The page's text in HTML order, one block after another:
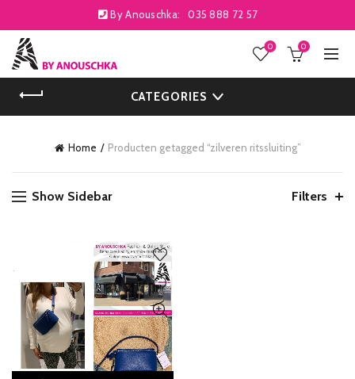
By Anouschka: 035 888 72 57
0 0
CATEGORIES
Home Producten getagged “zilveren ritssluiting”
Show Sidebar Filters